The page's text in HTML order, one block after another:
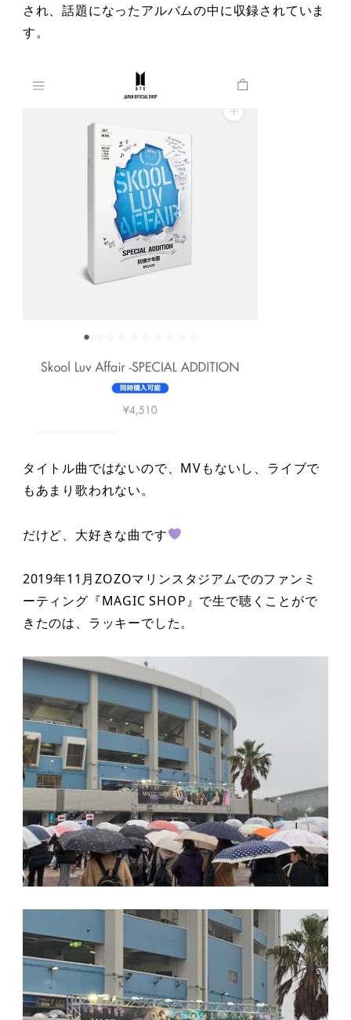
され、話題になったアルバムの中に収録されていま
す。
タイトル曲ではないので、MVもないし、ライブで
もあまり歌われない。
だけど、大好きな曲です
2019年11月ZOZOマリンスタジアムでのファンミ
ーティング『MAGIC SHOP』で生で聴くことがで
きたのは、ラッキーでした。